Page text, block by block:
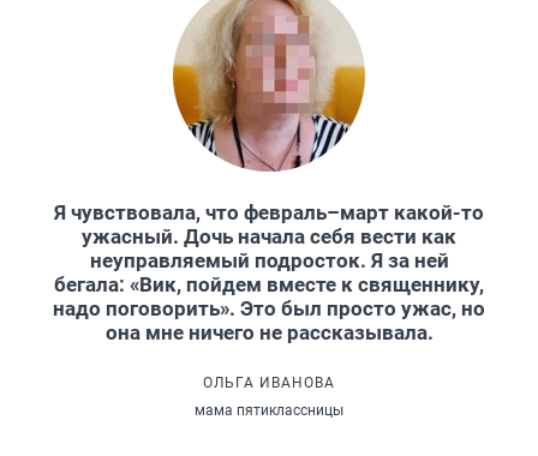
Я чувствовала, что февраль–март какой-то
ужасный. Дочь начала себя вести как
неуправляемый подросток. Я за ней
бегала: «Вик, пойдем вместе к священнику,
надо поговорить». Это был просто ужас, но
она мне ничего не рассказывала.
ОЛЬГА ИВАНОВА
мама пятиклассницы